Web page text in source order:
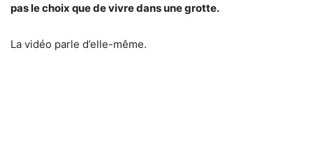
pas le choix que de vivre dans une grotte.
La vidéo parle d’elle-même.